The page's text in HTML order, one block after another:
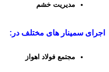
مدیریت خشم
اجرای سمینار های مختلف در:
مجتمع فولاد اهواز